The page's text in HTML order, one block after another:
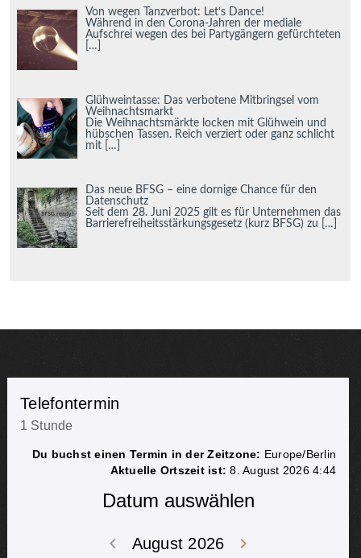
Von wegen Tanzverbot: Let‘s Dance!
Während in den Corona-Jahren der mediale
Aufschrei wegen des bei Partygängern gefürchteten
[…]
Glühweintasse: Das verbotene Mitbringsel vom
Weihnachtsmarkt
Die Weihnachtsmärkte locken mit Glühwein und
hübschen Tassen. Reich verziert oder ganz schlicht
mit
[…]
Das neue BFSG – eine dornige Chance für den
Datenschutz
Seit dem 28. Juni 2025 gilt es für Unternehmen das
Barrierefreiheitsstärkungsgesetz (kurz BFSG) zu
[…]